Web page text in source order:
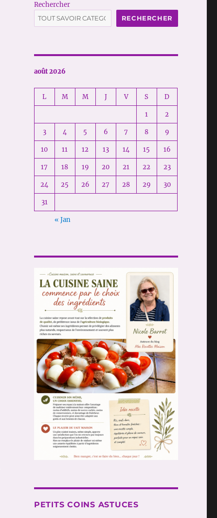
Rechercher
RECHERCHER
août 2026
L M M J V S D
1 2
3 4 5 6 7 8 9
10 11 12 13 14 15 16
17 18 19 20 21 22 23
24 25 26 27 28 29 30
31
« Jan
PETITS COINS ASTUCES